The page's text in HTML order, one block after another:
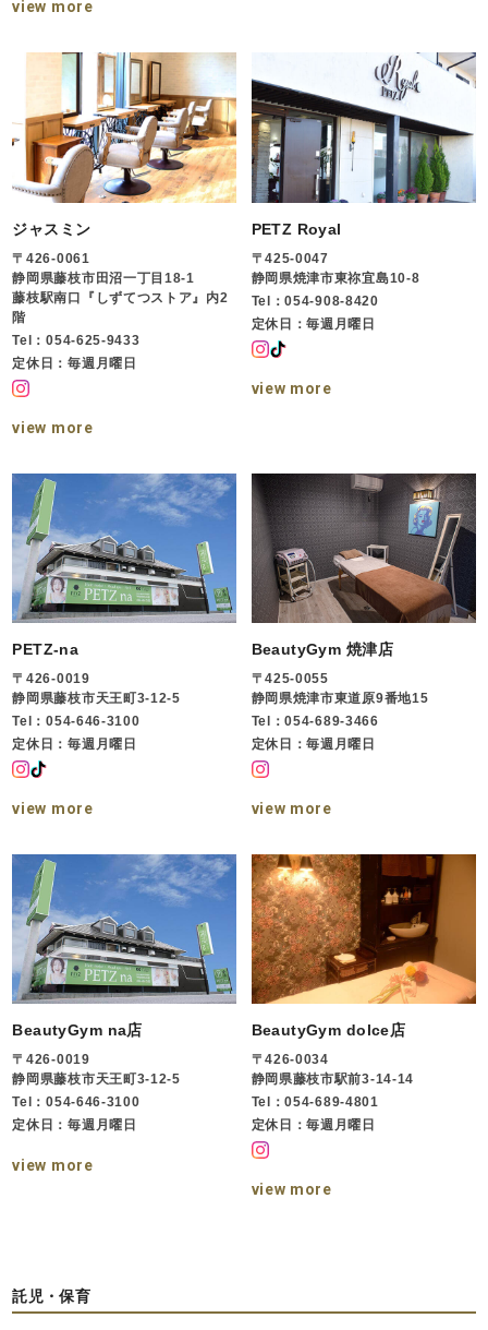
view more
ジャスミン
〒426-0061
静岡県藤枝市田沼一丁目18-1
藤枝駅南口『しずてつストア』内2
階
Tel：054-625-9433
定休日：毎週月曜日
view more
PETZ Royal
〒425-0047
静岡県焼津市東祢宜島10-8
Tel：054-908-8420
定休日：毎週月曜日
view more
PETZ-na
〒426-0019
静岡県藤枝市天王町3-12-5
Tel：054-646-3100
定休日：毎週月曜日
view more
BeautyGym 焼津店
〒425-0055
静岡県焼津市東道原9番地15
Tel：054-689-3466
定休日：毎週月曜日
view more
BeautyGym na店
〒426-0019
静岡県藤枝市天王町3-12-5
Tel：054-646-3100
定休日：毎週月曜日
view more
BeautyGym dolce店
〒426-0034
静岡県藤枝市駅前3-14-14
Tel：054-689-4801
定休日：毎週月曜日
view more
託児・保育